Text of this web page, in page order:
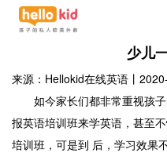
少儿
来源：Hellokid在线英语 丨
如今家长们都非常重视孩子
报英语培训班来学英语，甚至
培训班，可是到 后，学习效果